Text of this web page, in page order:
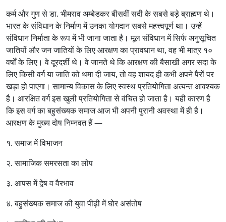
कर्म और गुण से डा. भीमराव अम्बेडकर बीसवीं सदी के सबसे बड़े ब्राह्मण थे।
भारत के संविधान के निर्माण में उनका योगदान सबसे महत्त्वपूर्ण था। उन्हें
संविधान निर्माता के रूप में भी जाना जाता है। मूल संविधान में सिर्फ अनुसूचित
जातियों और जन जातियों के लिए आरक्षण का प्रावधान था, वह भी मात्र १०
वर्षों के लिए। वे दूरदर्शी थे। वे जानते थे कि आरक्षण की बैसाखी अगर सदा के
लिए किसी वर्ग या जाति को थमा दी जाय, तो वह शायद ही कभी अपने पैरों पर
खड़ा हो पाएगा। सामान्य विकास के लिए स्वस्थ प्रतियोगिता अत्यन्त आवश्यक
है। आरक्षित वर्ग इस खुली प्रतियोगिता से वंचित हो जाता है। यही कारण है
कि इस वर्ग का बहुसंख्यक समाज आज भी अपनी पुरानी अवस्था में ही है।
आरक्षण के मुख्य दोष निम्नवत हैं —
१. समाज में विभाजन
२. सामाजिक समरसता का लोप
३. आपस में द्वेष व वैरभाव
४. बहुसंख्यक समाज की युवा पीढ़ी में घोर असंतोष